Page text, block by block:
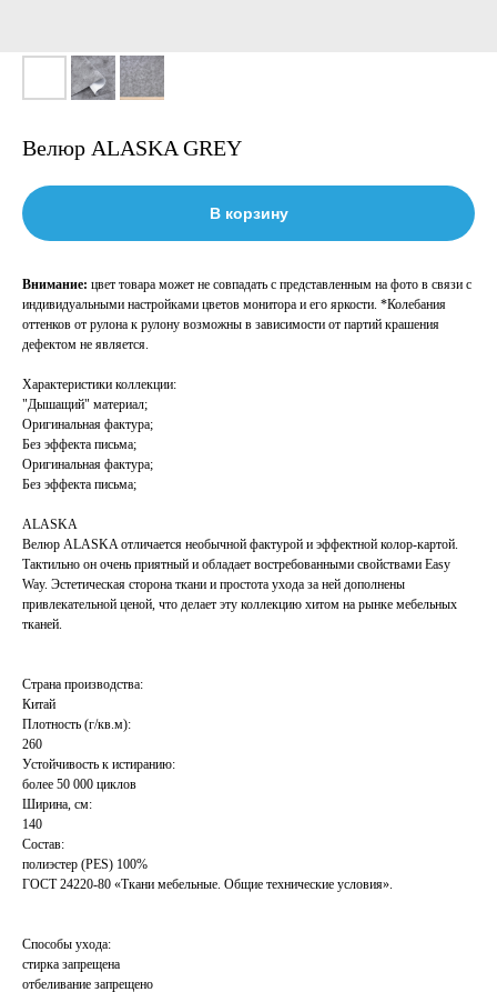
Велюр ALASKA GREY
В корзину
Внимание: цвет товара может не совпадать с представленным на фото в связи с
индивидуальными настройками цветов монитора и его яркости. *Колебания
оттенков от рулона к рулону возможны в зависимости от партий крашения
дефектом не является.
Характеристики коллекции:
"Дышащий" материал;
Оригинальная фактура;
Без эффекта письма;
Оригинальная фактура;
Без эффекта письма;
ALASKA
Велюр ALASKA отличается необычной фактурой и эффектной колор-картой.
Тактильно он очень приятный и обладает востребованными свойствами Easy
Way. Эстетическая сторона ткани и простота ухода за ней дополнены
привлекательной ценой, что делает эту коллекцию хитом на рынке мебельных
тканей.
Страна производства:
Китай
Плотность (г/кв.м):
260
Устойчивость к истиранию:
более 50 000 циклов
Ширина, см:
140
Состав:
полиэстер (PES) 100%
ГОСТ 24220-80 «Ткани мебельные. Общие технические условия».
Способы ухода:
стирка запрещена
отбеливание запрещено